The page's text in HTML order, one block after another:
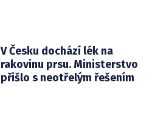
V Česku dochází lék na
rakovinu prsu. Ministerstvo
přišlo s neotřelým řešením